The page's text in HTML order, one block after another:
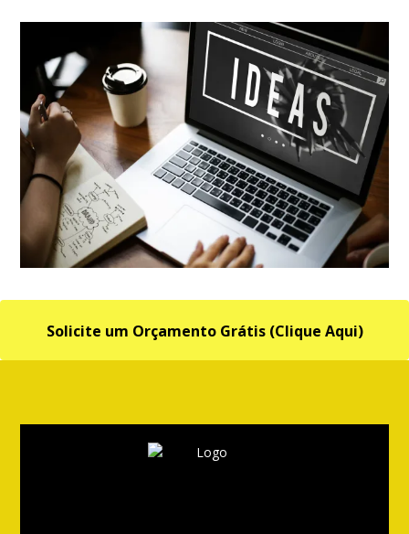
Solicite um Orçamento Grátis (Clique Aqui)